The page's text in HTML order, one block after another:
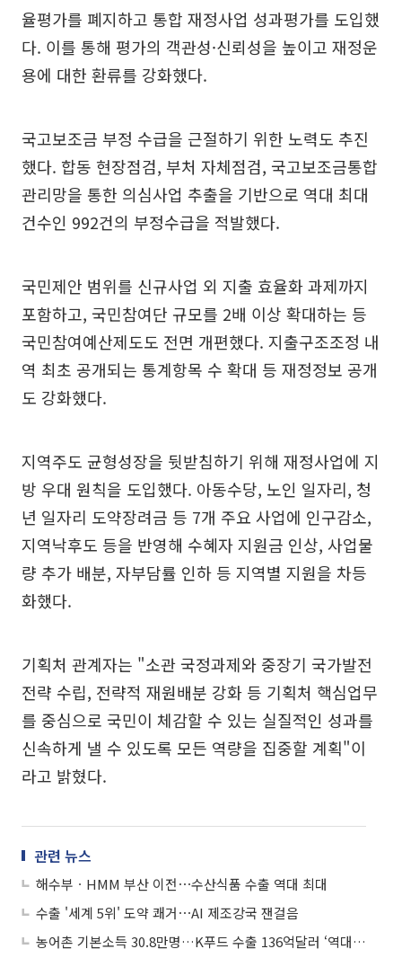
율평가를 폐지하고 통합 재정사업 성과평가를 도입했
다. 이를 통해 평가의 객관성·신뢰성을 높이고 재정운
용에 대한 환류를 강화했다.
국고보조금 부정 수급을 근절하기 위한 노력도 추진
했다. 합동 현장점검, 부처 자체점검, 국고보조금통합
관리망을 통한 의심사업 추출을 기반으로 역대 최대
건수인 992건의 부정수급을 적발했다.
국민제안 범위를 신규사업 외 지출 효율화 과제까지
포함하고, 국민참여단 규모를 2배 이상 확대하는 등
국민참여예산제도도 전면 개편했다. 지출구조조정 내
역 최초 공개되는 통계항목 수 확대 등 재정정보 공개
도 강화했다.
지역주도 균형성장을 뒷받침하기 위해 재정사업에 지
방 우대 원칙을 도입했다. 아동수당, 노인 일자리, 청
년 일자리 도약장려금 등 7개 주요 사업에 인구감소,
지역낙후도 등을 반영해 수혜자 지원금 인상, 사업물
량 추가 배분, 자부담률 인하 등 지역별 지원을 차등
화했다.
기획처 관계자는 "소관 국정과제와 중장기 국가발전
전략 수립, 전략적 재원배분 강화 등 기획처 핵심업무
를 중심으로 국민이 체감할 수 있는 실질적인 성과를
신속하게 낼 수 있도록 모든 역량을 집중할 계획"이
라고 밝혔다.
관련 뉴스
해수부ㆍHMM 부산 이전⋯수산식품 수출 역대 최대
수출 '세계 5위' 도약 쾌거⋯AI 제조강국 잰걸음
농어촌 기본소득 30.8만명…K푸드 수출 136억달러 ‘역대 최대’